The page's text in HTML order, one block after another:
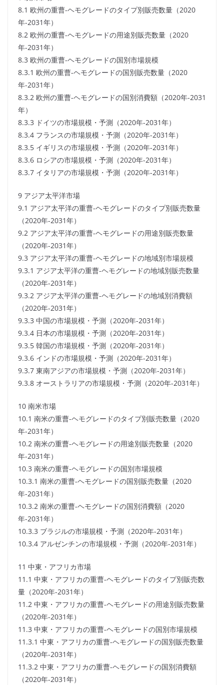
8.1 欧州の重曹-ヘモグレードのタイプ別販売数量（2020
年-2031年）
8.2 欧州の重曹-ヘモグレードの用途別販売数量（2020
年-2031年）
8.3 欧州の重曹-ヘモグレードの国別市場規模
8.3.1 欧州の重曹-ヘモグレードの国別販売数量（2020
年-2031年）
8.3.2 欧州の重曹-ヘモグレードの国別消費額（2020年-2031
年）
8.3.3 ドイツの市場規模・予測（2020年-2031年）
8.3.4 フランスの市場規模・予測（2020年-2031年）
8.3.5 イギリスの市場規模・予測（2020年-2031年）
8.3.6 ロシアの市場規模・予測（2020年-2031年）
8.3.7 イタリアの市場規模・予測（2020年-2031年）
9 アジア太平洋市場
9.1 アジア太平洋の重曹-ヘモグレードのタイプ別販売数量
（2020年-2031年）
9.2 アジア太平洋の重曹-ヘモグレードの用途別販売数量
（2020年-2031年）
9.3 アジア太平洋の重曹-ヘモグレードの地域別市場規模
9.3.1 アジア太平洋の重曹-ヘモグレードの地域別販売数量
（2020年-2031年）
9.3.2 アジア太平洋の重曹-ヘモグレードの地域別消費額
（2020年-2031年）
9.3.3 中国の市場規模・予測（2020年-2031年）
9.3.4 日本の市場規模・予測（2020年-2031年）
9.3.5 韓国の市場規模・予測（2020年-2031年）
9.3.6 インドの市場規模・予測（2020年-2031年）
9.3.7 東南アジアの市場規模・予測（2020年-2031年）
9.3.8 オーストラリアの市場規模・予測（2020年-2031年）
10 南米市場
10.1 南米の重曹-ヘモグレードのタイプ別販売数量（2020
年-2031年）
10.2 南米の重曹-ヘモグレードの用途別販売数量（2020
年-2031年）
10.3 南米の重曹-ヘモグレードの国別市場規模
10.3.1 南米の重曹-ヘモグレードの国別販売数量（2020
年-2031年）
10.3.2 南米の重曹-ヘモグレードの国別消費額（2020
年-2031年）
10.3.3 ブラジルの市場規模・予測（2020年-2031年）
10.3.4 アルゼンチンの市場規模・予測（2020年-2031年）
11 中東・アフリカ市場
11.1 中東・アフリカの重曹-ヘモグレードのタイプ別販売数
量（2020年-2031年）
11.2 中東・アフリカの重曹-ヘモグレードの用途別販売数量
（2020年-2031年）
11.3 中東・アフリカの重曹-ヘモグレードの国別市場規模
11.3.1 中東・アフリカの重曹-ヘモグレードの国別販売数量
（2020年-2031年）
11.3.2 中東・アフリカの重曹-ヘモグレードの国別消費額
（2020年-2031年）